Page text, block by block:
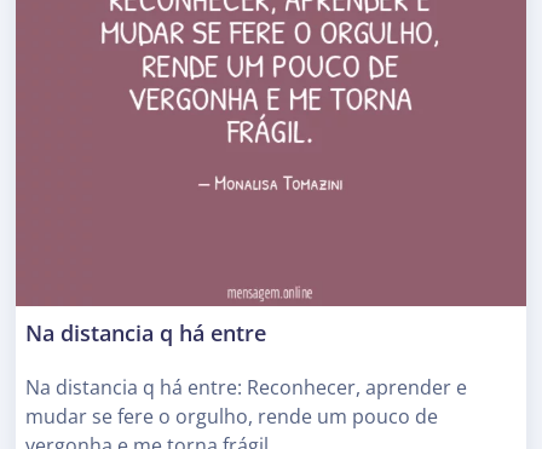
Na distancia q há entre
Na distancia q há entre: Reconhecer, aprender e
mudar se fere o orgulho, rende um pouco de